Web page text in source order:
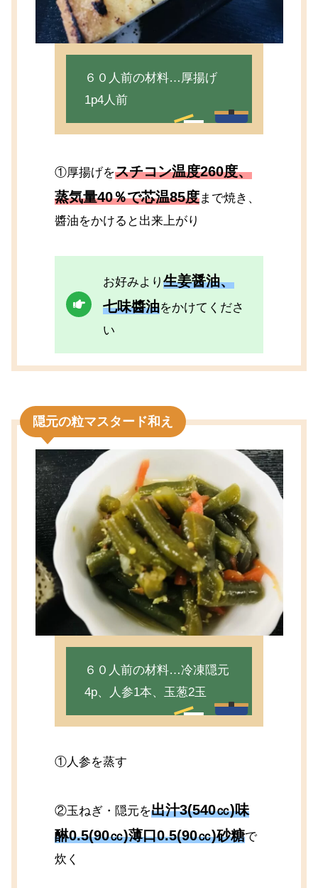
６０人前の材料…厚揚げ
1p4人前
①厚揚げをスチコン温度260度、
蒸気量40％で芯温85度まで焼き、
醬油をかけると出来上がり
お好みより生姜醤油、
七味醬油をかけてくださ
い
隠元の粒マスタード和え
６０人前の材料…冷凍隠元
4p、人参1本、玉葱2玉
①人参を蒸す
②玉ねぎ・隠元を出汁3(540㏄)味
醂0.5(90㏄)薄口0.5(90㏄)砂糖で
炊く